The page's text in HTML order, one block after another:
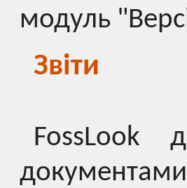
модуль
Звіти
FossLook